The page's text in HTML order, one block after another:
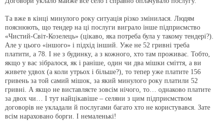
Та вже в кінці минулого року ситуація різко змінилася. Людям
пояснюють, що тендер на ці послуги виграло інше підприємство
«Чистий-Світ-Козелець» (цікаво, яка потреба була у такому тендері?).
Але у цього «іншого» і підхід інший. Уже не 52 гривні треба
платити, а 78. І не з будинку, а з кожного, хто там проживає. Тобто,
якщо у вас зібралося, як і раніше, один чи два мішки сміття, а ви
живете удвох (а коли утрьох і більше?), то тепер уже платите 156
гривень за той самий мішок, за який минулого року платили 52
гривні. А якщо не виставляєте зовсім нічого, то… однаково платите
за двох чи… І тут найцікавіше – селяни з цим підприємством
договорів не укладали й послугами багато хто не користувався. Зате
всім нараховано борги. І немаленькі!